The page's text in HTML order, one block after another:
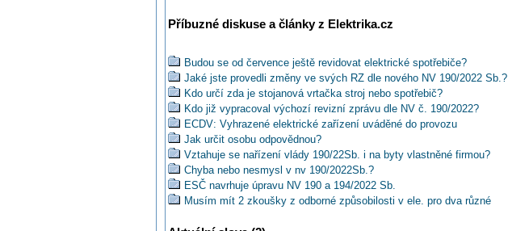
Příbuzné diskuse a články z Elektrika.cz
Budou se od července ještě revidovat elektrické spotřebiče?
Jaké jste provedli změny ve svých RZ dle nového NV 190/2022 Sb.?
Kdo určí zda je stojanová vrtačka stroj nebo spotřebič?
Kdo již vypracoval výchozí revizní zprávu dle NV č. 190/2022?
ECDV: Vyhrazené elektrické zařízení uváděné do provozu
Jak určit osobu odpovědnou?
Vztahuje se nařízení vlády 190/22Sb. i na byty vlastněné firmou?
Chyba nebo nesmysl v nv 190/2022Sb.?
ESČ navrhuje úpravu NV 190 a 194/2022 Sb.
Musím mít 2 zkoušky z odborné způsobilosti v ele. pro dva různé
N50: Zákon o 250/2021Sb. je tu a co s nim dál?